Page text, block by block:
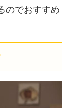
のでおすすめ